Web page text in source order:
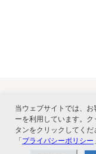
当ウェブサイトでは、
ーを利用しています。
タンをクリックしてく
「プライバシーポリシー